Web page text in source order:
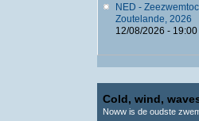
NED -
Zoutelande, 2026
12/08/2026 - 19:00
Cold, wind,
Noww is de oudste